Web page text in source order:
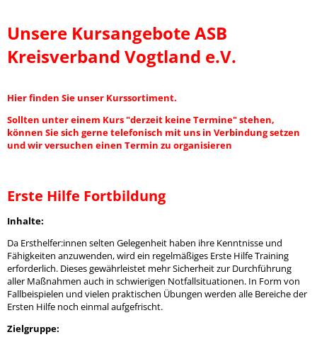
Unsere Kursangebote ASB
Kreisverband Vogtland e.V.
Hier finden Sie unser Kurssortiment.
Sollten unter einem Kurs "derzeit keine Termine" stehen,
können Sie sich gerne telefonisch mit uns in Verbindung setzen
und wir versuchen einen Termin zu organisieren
Erste Hilfe Fortbildung
Inhalte:
Da Ersthelfer:innen selten Gelegenheit haben ihre Kenntnisse und
Fähigkeiten anzuwenden, wird ein regelmäßiges Erste Hilfe Training
erforderlich. Dieses gewährleistet mehr Sicherheit zur Durchführung
aller Maßnahmen auch in schwierigen Notfallsituationen. In Form von
Fallbeispielen und vielen praktischen Übungen werden alle Bereiche der
Ersten Hilfe noch einmal aufgefrischt.
Zielgruppe: